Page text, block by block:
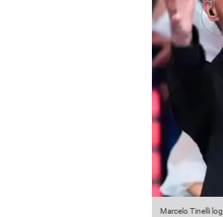
Marcelo Tinelli